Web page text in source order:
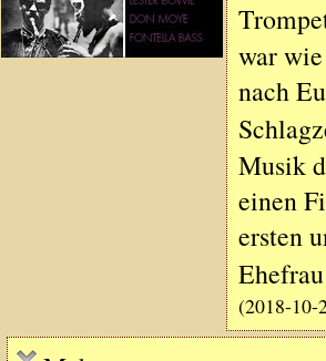
war
nach
Musik
einen
ersten
(2018-10-